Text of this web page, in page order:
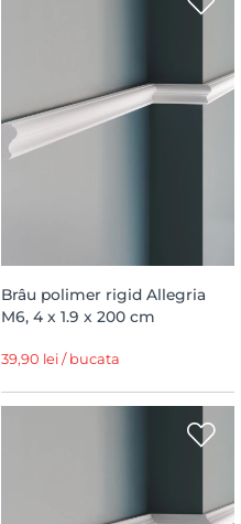
Brâu polimer rigid Allegria
M6, 4 x 1.9 x 200 cm
39,90 lei / bucata